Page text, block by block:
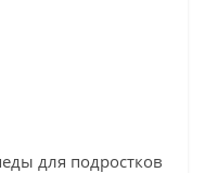
для подростков